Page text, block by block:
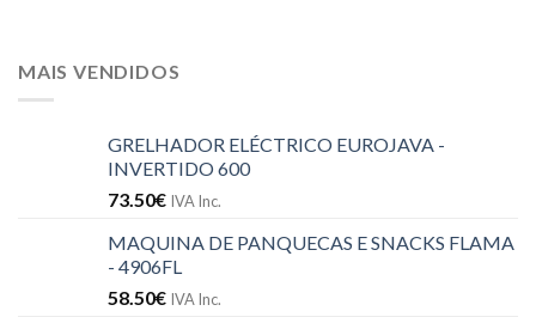
MAIS VENDIDOS
GRELHADOR ELÉCTRICO EUROJAVA -
INVERTIDO 600
73.50€ IVA Inc.
MAQUINA DE PANQUECAS E SNACKS FLAMA
- 4906FL
58.50€ IVA Inc.